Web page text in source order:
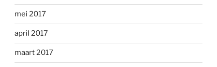
mei 2017
april 2017
maart 2017